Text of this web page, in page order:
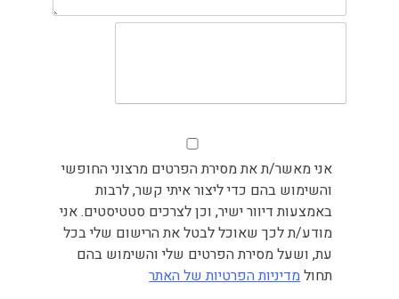
אני מאשר/ת את מסירת הפרטים מרצוני החופשי
והשימוש בהם כדי ליצור איתי קשר, לרבות
באמצעות דיוור ישיר, וכן לצרכים סטטיסטים. אני
מודע/ת לכך שאוכל לבטל את הרישום שלי בכל
עת, ושעל מסירת הפרטים שלי והשימוש בהם
תחולמדיניות הפרטיות של האתר